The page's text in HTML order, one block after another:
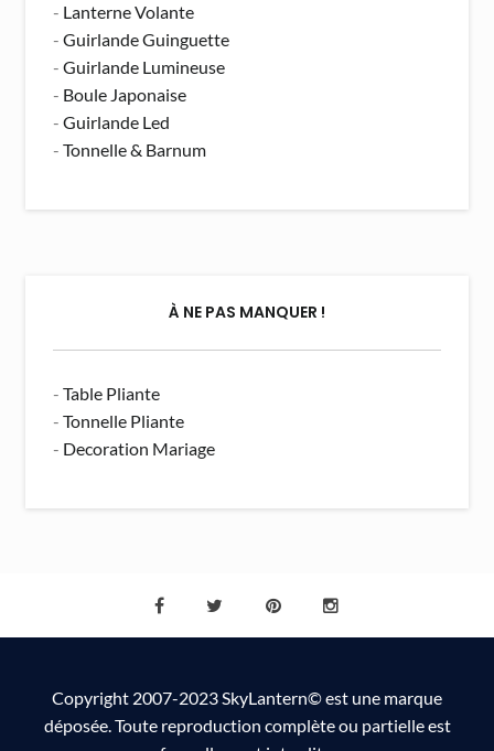
- Lanterne Volante
-Guirlande Guinguette
-Guirlande Lumineuse
- Boule Japonaise
-Guirlande Led
-Tonnelle & Barnum
À NE PAS MANQUER !
-Table Pliante
-Tonnelle Pliante
- Decoration Mariage
Copyright 2007-2023 SkyLantern© est une marque
déposée. Toute reproduction complète ou partielle est